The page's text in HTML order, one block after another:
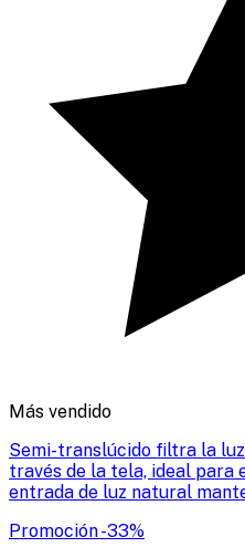
Más vendido
Semi-translúcido filtra la
través de la tela, ideal para
entrada de luz natural
Promoción-33%